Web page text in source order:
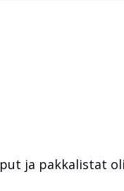
ja pakkalistat